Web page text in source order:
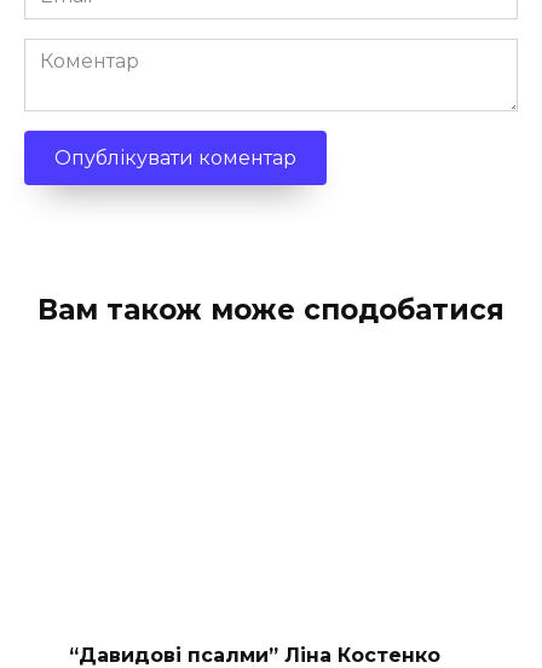
*
Коментар
Вам також може сподобатися
“Давидові псалми” Ліна Костенко